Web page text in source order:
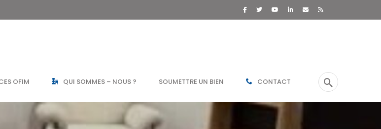
OFIM QUI SOMMES – NOUS ? SOUMETTRE UN BIEN CONTACT